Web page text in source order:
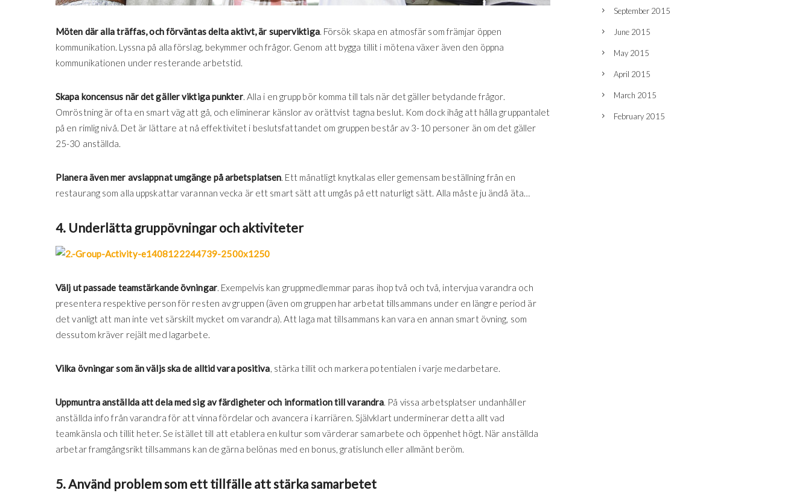
Möten där alla träffas, och förväntas delta aktivt, är superviktiga. Försök skapa en atmosfär som främjar öppen
kommunikation. Lyssna på alla förslag, bekymmer och frågor. Genom att bygga tillit i mötena växer även den öppna
kommunikationen under resterande arbetstid.
Skapa koncensus när det gäller viktiga punkter. Alla i en grupp bör komma till tals när det gäller betydande frågor.
Omröstning är ofta en smart väg att gå, och eliminerar känslor av orättvist tagna beslut. Kom dock ihåg att hålla gruppantalet
på en rimlig nivå. Det är lättare at nå effektivitet i beslutsfattandet om gruppen består av 3-10 personer än om det gäller
25-30 anställda.
Planera även mer avslappnat umgänge på arbetsplatsen. Ett månatligt knytkalas eller gemensam beställning från en
restaurang som alla uppskattar varannan vecka är ett smart sätt att umgås på ett naturligt sätt. Alla måste ju ändå äta…
4. Underlätta gruppövningar och aktiviteter
Välj ut passade teamstärkande övningar. Exempelvis kan gruppmedlemmar paras ihop två och två, intervjua varandra och
presentera respektive person för resten av gruppen (även om gruppen har arbetat tillsammans under en längre period är
det vanligt att man inte vet särskilt mycket om varandra). Att laga mat tillsammans kan vara en annan smart övning, som
dessutom kräver rejält med lagarbete.
Vilka övningar som än väljs ska de alltid vara positiva, stärka tillit och markera potentialen i varje medarbetare.
Uppmuntra anställda att dela med sig av färdigheter och information till varandra. På vissa arbetsplatser undanhåller
anställda info från varandra för att vinna fördelar och avancera i karriären. Självklart underminerar detta allt vad
teamkänsla och tillit heter. Se istället till att etablera en kultur som värderar samarbete och öppenhet högt. När anställda
arbetar framgångsrikt tillsammans kan de gärna belönas med en bonus, gratislunch eller allmänt beröm.
5. Använd problem som ett tillfälle att stärka samarbetet
September 2015
June 2015
May 2015
April 2015
March 2015
February 2015